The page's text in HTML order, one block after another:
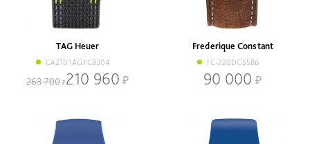
Наличие
В наличии
Со скидкой
Кварцевый
Механический
TAG Heuer
CAZ101AG.FC8304
263 700 210 960
Frederique Constant
FC-220DGS5B6
90 000